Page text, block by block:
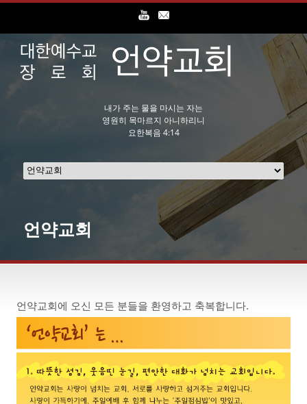
내가 주는 물을 마시는 자는
영원히 목마르지 아니하리니
요한복음 4:14
언약교회
언약교회에 오신 모든 분들을 환영하고 축복합니다.